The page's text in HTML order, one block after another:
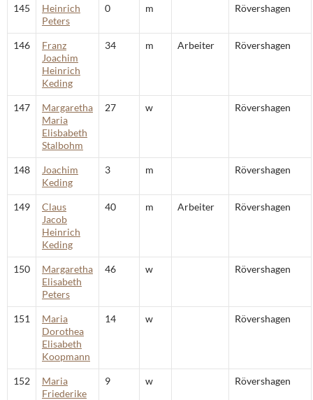
145
Heinrich
Peters
0 m Rövershagen
146
Franz
Joachim
Heinrich
Keding
34 m Arbeiter Rövershagen
147
Margaretha
Maria
Elisbabeth
Stalbohm
27 w Rövershagen
148
Joachim
Keding
3 m Rövershagen
149
Claus
Jacob
Heinrich
Keding
40 m Arbeiter Rövershagen
150
Margaretha
Elisabeth
Peters
46 w Rövershagen
151
Maria
Dorothea
Elisabeth
Koopmann
14 w Rövershagen
152
Maria
Friederike
9 w Rövershagen